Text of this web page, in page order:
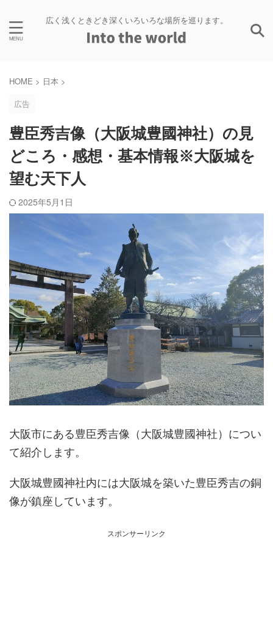
広く浅くときどき深くいろいろな場所を巡ります。
HOME > 日本 >
広告
豊臣秀吉像（大阪城豊國神社）の見
どころ・感想・基本情報※大阪城を
望む天下人
2025年5月1日
大阪市にある豊臣秀吉像（大阪城豊國神社）につい
て紹介します。
大阪城豊國神社内には大阪城を築いた豊臣秀吉の銅
像が鎮座しています。
スポンサーリンク